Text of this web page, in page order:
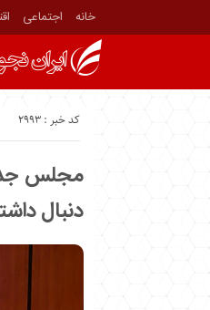
خانه اجتماعی
کد خبر : 2993
مجلس
دنبال